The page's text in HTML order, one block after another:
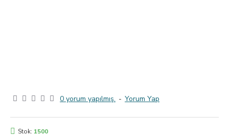
0 yorum yapılmış. - Yorum Yap
Stok: 1500